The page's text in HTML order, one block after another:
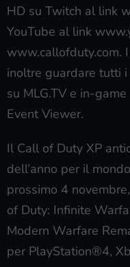
HD su Twitch al link
YouTube al link
www.callofduty.com.
inoltre guardare tutti
su MLG.TV e in-
Event Viewer.
Il Call of Duty XP
dell’anno per il
prossimo 4
of Duty: Infinite
Modern Warfare
per PlayStation®4,